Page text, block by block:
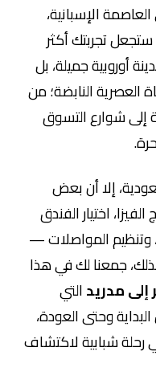
الإسبانية،
ستجعل تجربتك أكثر
أوروبية جميلة، بل
العصرية النابضة؛ من
إلى شوارع التسوق
إلا أن بعض
اختيار الفندق
وتنظيم المواصلات —
جمعنا لك في هذا
مدريدالتي
وحتى العودة،
رحلة شبابية لاكتشاف